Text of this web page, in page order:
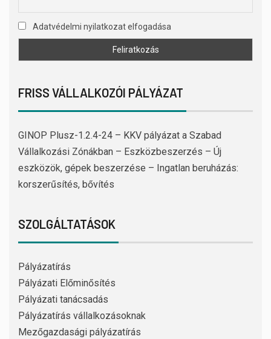
Adatvédelmi nyilatkozat elfogadása
FRISS VÁLLALKOZÓI PÁLYÁZAT
GINOP Plusz-1.2.4-24 – KKV pályázat a Szabad
Vállalkozási Zónákban – Eszközbeszerzés – Új
eszközök, gépek beszerzése – Ingatlan beruházás:
korszerűsítés, bővítés
SZOLGÁLTATÁSOK
Pályázatírás
Pályázati Előminősítés
Pályázati tanácsadás
Pályázatírás vállalkozásoknak
Mezőgazdasági pályázatírás